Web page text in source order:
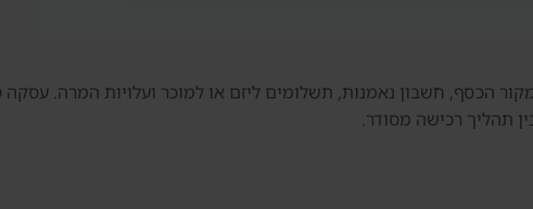
הכסף, חשבון נאמנות, תשלומים ליזם או למוכר ועלויות המרה. עסקה
תהליך רכישה מסודר.